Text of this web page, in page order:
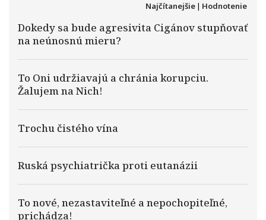
Najčítanejšie | Hodnotenie
Dokedy sa bude agresivita Cigánov stupňovať
na neúnosnú mieru?
To Oni udržiavajú a chránia korupciu.
Žalujem na Nich!
Trochu čistého vína
Ruská psychiatrička proti eutanázii
To nové, nezastaviteľné a nepochopiteľné,
prichádza!